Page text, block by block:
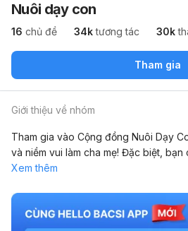
Nuôi dạy con
16 chủ đề 34k tương tác 30k
Tham gia
Giới thiệu về nhóm
Tham gia vào Cộng đồng Nuôi Dạy
và niềm vui làm cha mẹ! Đặc biệt,
Xem thêm